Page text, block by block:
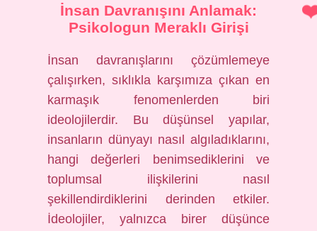
İnsan Davranışını Anlamak:
Psikologun Meraklı Girişi
İnsan davranışlarını çözümlemeye
çalışırken, sıklıkla karşımıza çıkan en
karmaşık fenomenlerden biri
ideolojilerdir. Bu düşünsel yapılar,
insanların dünyayı nasıl algıladıklarını,
hangi değerleri benimsediklerini ve
toplumsal ilişkilerini nasıl
şekillendirdiklerini derinden etkiler.
İdeolojiler, yalnızca birer düşünce